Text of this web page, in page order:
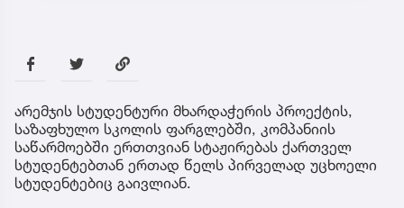
არემჯის სტუდენტური მხარდაჭერის პროექტის,
საზაფხულო სკოლის ფარგლებში, კომპანიის
საწარმოებში ერთთვიან სტაჟირებას ქართველ
სტუდენტებთან ერთად წელს პირველად უცხოელი
სტუდენტებიც გაივლიან.